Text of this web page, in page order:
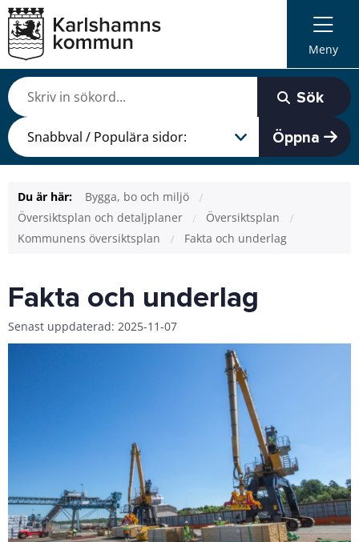
Meny
Sök
Öppna
Du är här:
Bygga, bo och miljö
Översiktsplan och detaljplaner
Översiktsplan
Kommunens översiktsplan
Fakta och underlag
Fakta och underlag
Senast uppdaterad: 2025-11-07